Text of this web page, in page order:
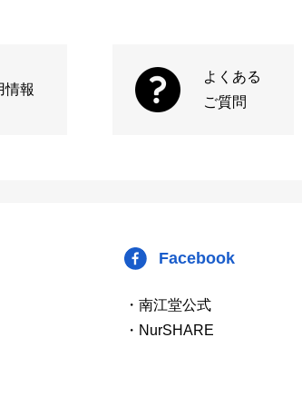
情報
よくある
ご質問
Facebook
・南江堂公式
・NurSHARE